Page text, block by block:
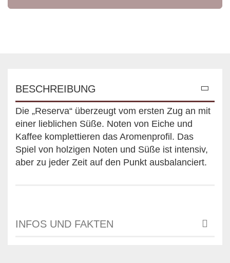
BESCHREIBUNG
Die „Reserva“ überzeugt vom ersten Zug an mit
einer lieblichen Süße. Noten von Eiche und
Kaffee komplettieren das Aromenprofil. Das
Spiel von holzigen Noten und Süße ist intensiv,
aber zu jeder Zeit auf den Punkt ausbalanciert.
INFOS UND FAKTEN